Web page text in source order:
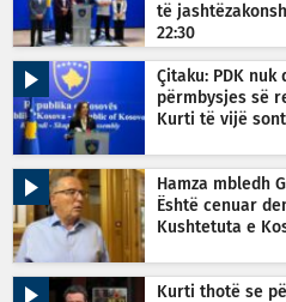
të
22:30
Çitaku: PDK
përmbysjes së
Kurti të vijë
Hamza mbledh
Është cenuar
Kushtetuta e
Kurti thotë se